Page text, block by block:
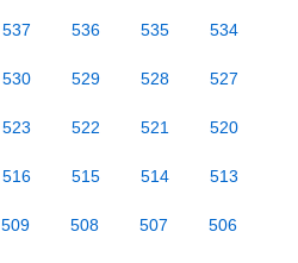
537 536 535 534
530 529 528 527
523 522 521 520
516 515 514 513
509 508 507 506